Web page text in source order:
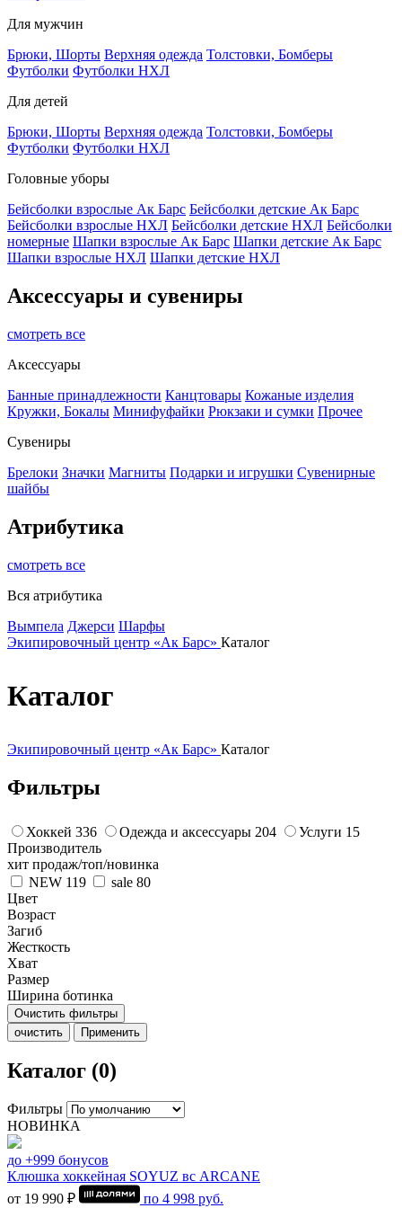
Для мужчин
Брюки, Шорты Верхняя одежда Толстовки, Бомберы
Футболки Футболки НХЛ
Для детей
Брюки, Шорты Верхняя одежда Толстовки, Бомберы
Футболки Футболки НХЛ
Головные уборы
Бейсболки взрослые Ак Барс Бейсболки детские Ак Барс
Бейсболки взрослые НХЛ Бейсболки детские НХЛ Бейсболки
номерные Шапки взрослые Ак Барс Шапки детские Ак Барс
Шапки взрослые НХЛ Шапки детские НХЛ
Аксессуары и сувениры
смотреть все
Аксессуары
Банные принадлежности Канцтовары Кожаные изделия
Кружки, Бокалы Минифуфайки Рюкзаки и сумки Прочее
Сувениры
Брелоки Значки Магниты Подарки и игрушки Сувенирные
шайбы
Атрибутика
смотреть все
Вся атрибутика
Вымпела Джерси Шарфы
Экипировочный центр «Ак Барс» Каталог
Каталог
Экипировочный центр «Ак Барс» Каталог
Фильтры
Хоккей 336 Одежда и аксессуары 204 Услуги 15
Производитель
хит продаж/топ/новинка
NEW 119 sale 80
Цвет
Возраст
Загиб
Жесткость
Хват
Размер
Ширина ботинка
Очистить фильтры
очистить
Применить
Каталог (0)
Фильтры
НОВИНКА
до +999 бонусов
Клюшка хоккейная SOYUZ вс ARCANE
от 19 990 ₽
по 4 998 руб.